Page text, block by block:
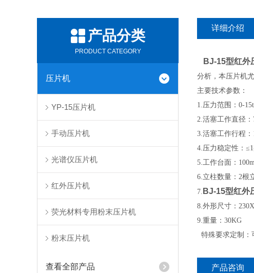
产品分类
PRODUCT CATEGORY
压片机
YP-15压片机
手动压片机
光谱仪压片机
红外压片机
荧光材料专用粉末压片机
粉末压片机
查看全部产品
详细介绍
BJ-15型红外
分析，本压片机
主要技术参数：
1.压力范围：0-15t
2.活塞工作直径：
3.活塞工作行程：
4.压力稳定性：
5.工作台面：
6.立柱数量：2根
7. BJ-15型红外
8.外形尺寸：
9.重量：30KG
特殊要求定制：
产品咨询